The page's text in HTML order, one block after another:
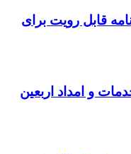
قابل رویت برای
و امداد اربعین